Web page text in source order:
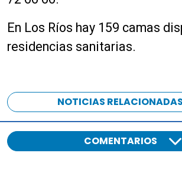
En Los Ríos hay 159 camas
residencias sanitarias.
NOTICIAS RELACIONADAS
COMENTARIOS